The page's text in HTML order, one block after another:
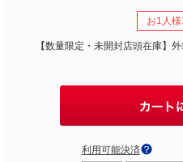
お1人様
【数量限定・未開封店頭在庫】
利用可能決済